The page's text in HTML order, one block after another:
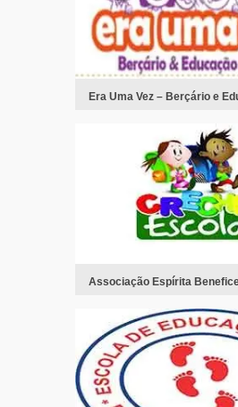
Era Uma Vez – Berçário e
Associação Espírita